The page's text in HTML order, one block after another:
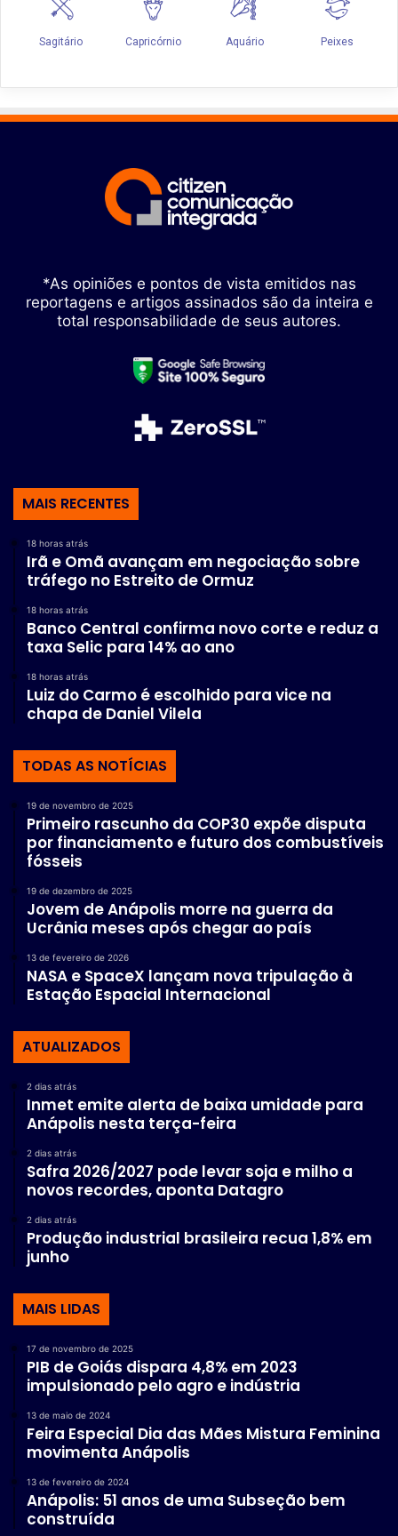
*As opiniões e pontos de vista emitidos nas
reportagens e artigos assinados são da inteira e
total responsabilidade de seus autores.
MAIS RECENTES
18 horas atrás
Irã e Omã avançam em negociação sobre
tráfego no Estreito de Ormuz
18 horas atrás
Banco Central confirma novo corte e reduz a
taxa Selic para 14% ao ano
18 horas atrás
Luiz do Carmo é escolhido para vice na
chapa de Daniel Vilela
TODAS AS NOTÍCIAS
19 de novembro de 2025
Primeiro rascunho da COP30 expõe disputa
por financiamento e futuro dos combustíveis
fósseis
19 de dezembro de 2025
Jovem de Anápolis morre na guerra da
Ucrânia meses após chegar ao país
13 de fevereiro de 2026
NASA e SpaceX lançam nova tripulação à
Estação Espacial Internacional
ATUALIZADOS
2 dias atrás
Inmet emite alerta de baixa umidade para
Anápolis nesta terça-feira
2 dias atrás
Safra 2026/2027 pode levar soja e milho a
novos recordes, aponta Datagro
2 dias atrás
Produção industrial brasileira recua 1,8% em
junho
MAIS LIDAS
17 de novembro de 2025
PIB de Goiás dispara 4,8% em 2023
impulsionado pelo agro e indústria
13 de maio de 2024
Feira Especial Dia das Mães Mistura Feminina
movimenta Anápolis
13 de fevereiro de 2024
Anápolis: 51 anos de uma Subseção bem
construída